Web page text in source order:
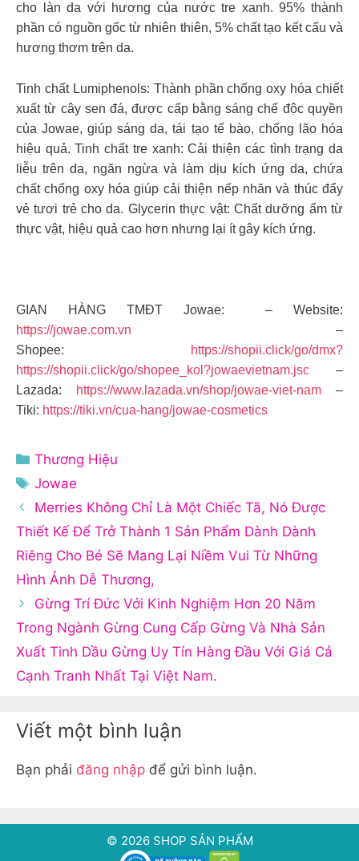
cho làn da với hương của nước tre xanh. ️95% thành
phần có nguồn gốc từ nhiên thiên, 5% chất tạo kết cấu và
hương thơm trên da.
Tinh chất Lumiphenols: Thành phần chống oxy hóa chiết
xuất từ cây sen đá, được cấp bằng sáng chế độc quyền
của Jowae, giúp sáng da, tái tạo tế bào, chống lão hóa
hiệu quả. Tinh chất tre xanh: Cải thiện các tình trạng da
liễu trên da, ngăn ngừa và làm dịu kích ứng da, chứa
chất chống oxy hóa giúp cải thiện nếp nhăn và thúc đẩy
vẻ tươi trẻ cho da. Glycerin thực vật: Chất dưỡng ẩm từ
thực vật, hiệu quả cao hơn nhưng lại ít gây kích ứng.
GIAN HÀNG TMĐT Jowae: – Website:
https://jowae.com.vn –
Shopee:
https://shopii.click/go/dmx?
https://shopii.click/go/shopee_kol?jowaevietnam.jsc –
Lazada:
https://www.lazada.vn/shop/jowae-viet-nam –
Tiki: https://tiki.vn/cua-hang/jowae-cosmetics
Danh
mục
Thương Hiệu
Thẻ
Jowae
Merries Không Chỉ Là Một Chiếc Tã, Nó Được
Thiết Kế Để Trở Thành 1 Sản Phẩm Dành Dành
Riêng Cho Bé Sẽ Mang Lại Niềm Vui Từ Những
Hình Ảnh Dễ Thương,
Gừng Trí Đức Với Kinh Nghiệm Hơn 20 Năm
Trong Ngành Gừng Cung Cấp Gừng Và Nhà Sản
Xuất Tinh Dầu Gừng Uy Tín Hàng Đầu Với Giá Cả
Cạnh Tranh Nhất Tại Việt Nam.
Viết một bình luận
Bạn phải đăng nhập để gửi bình luận.
© 2026 SHOP SẢN PHẨM